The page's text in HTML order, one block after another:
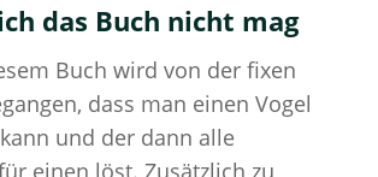
das Buch nicht mag
Buch wird von der fixen
dass man einen Vogel
und der dann alle
einen löst. Zusätzlich zu